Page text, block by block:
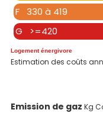
F 330 à 419
G >=420
Logement énergivore
Estimation des coûts
Emission de gaz Kg